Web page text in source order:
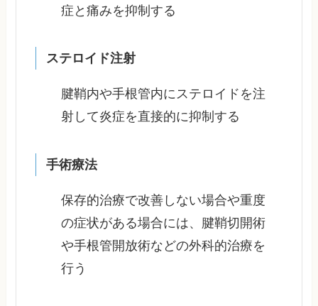
症と痛みを抑制する
ステロイド注射
腱鞘内や手根管内にステロイドを注
射して炎症を直接的に抑制する
手術療法
保存的治療で改善しない場合や重度
の症状がある場合には、腱鞘切開術
や手根管開放術などの外科的治療を
行う